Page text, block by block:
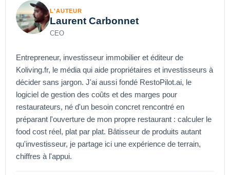
L'AUTEUR
Laurent Carbonnet
CEO
Entrepreneur, investisseur immobilier et éditeur de
Koliving.fr, le média qui aide propriétaires et investisseurs à
décider sans jargon. J'ai aussi fondé RestoPilot.ai, le
logiciel de gestion des coûts et des marges pour
restaurateurs, né d'un besoin concret rencontré en
préparant l'ouverture de mon propre restaurant : calculer le
food cost réel, plat par plat. Bâtisseur de produits autant
qu'investisseur, je partage ici une expérience de terrain,
chiffres à l'appui.